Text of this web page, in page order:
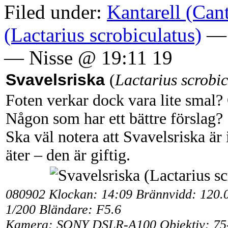
Filed under: Kantarell
(Lactarius scrobiculatus) —
— Nisse @ 19:11 19
Svavelsriska (Lactarius
Foten verkar dock vara lite smal?
Någon som har ett bättre förslag?
Ska väl notera att Svavelsriska
äter – den är giftig.
080902 Klockan: 14:09 Brännvidd:
1/200 Bländare: F5.6
Kamera: SONY DSLR-A100 Objektiv: